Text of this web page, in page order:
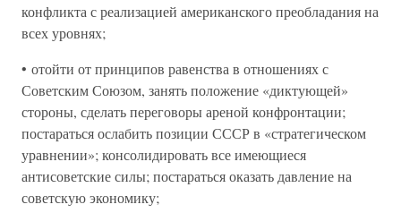
конфликта с реализацией американского преобладания на
всех уровнях;
• отойти от принципов равенства в отношениях с
Советским Союзом, занять положение «диктующей»
стороны, сделать переговоры ареной конфронтации;
постараться ослабить позиции СССР в «стратегическом
уравнении»; консолидировать все имеющиеся
антисоветские силы; постараться оказать давление на
советскую экономику;